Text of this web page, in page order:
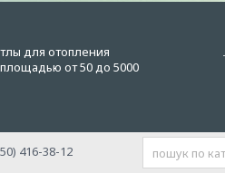
для отопления
от 50 до 5000
416-38-12